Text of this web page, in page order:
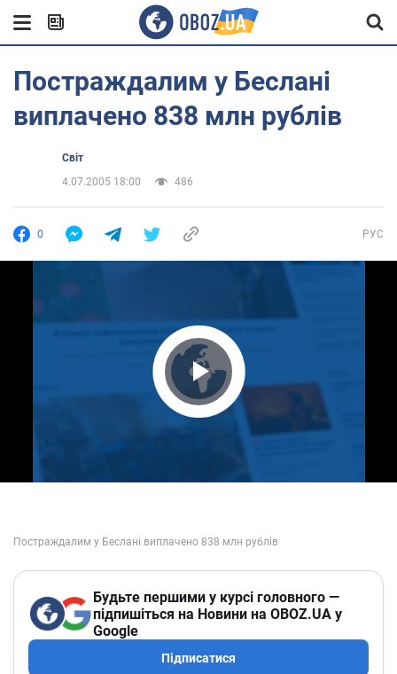
Постраждалим у Беслані
виплачено 838 млн рублів
Світ
4.07.2005 18:00
486
0 РУС
Play Video
Будьте першими у курсі головного —
підпишіться на Новини на OBOZ.UA у
Google
Підписатися